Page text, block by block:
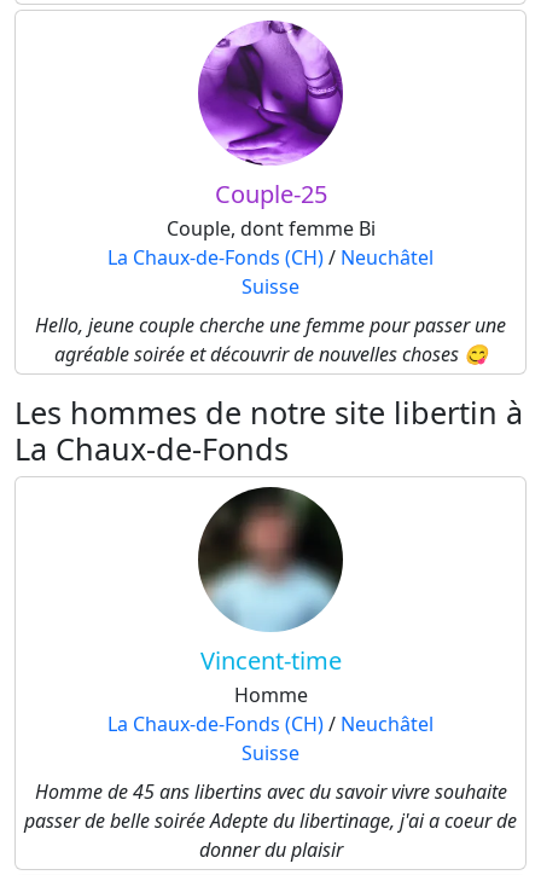
Couple-25
Couple, dont femme Bi
La Chaux-de-Fonds (CH)/ Neuchâtel
Suisse
Hello, jeune couple cherche une femme pour passer une
agréable soirée et découvrir de nouvelles choses 😋
Les hommes de notre site libertin à
La Chaux-de-Fonds
Vincent-time
Homme
La Chaux-de-Fonds (CH)/ Neuchâtel
Suisse
Homme de 45 ans libertins avec du savoir vivre souhaite
passer de belle soirée Adepte du libertinage, j'ai a coeur de
donner du plaisir